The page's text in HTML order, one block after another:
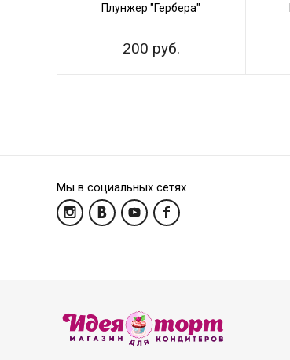
Плунжер "Гербера"
200 руб.
Мы в социальных сетях